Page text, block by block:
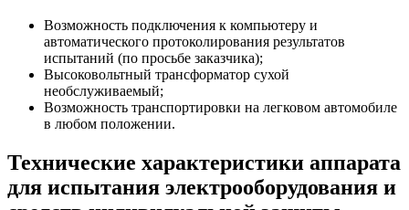
Возможность подключения к компьютеру и
автоматического протоколирования результатов
испытаний (по просьбе заказчика);
Высоковольтный трансформатор сухой
необслуживаемый;
Возможность транспортировки на легковом автомобиле
в любом положении.
Технические характеристики аппарата
для испытания электрооборудования и